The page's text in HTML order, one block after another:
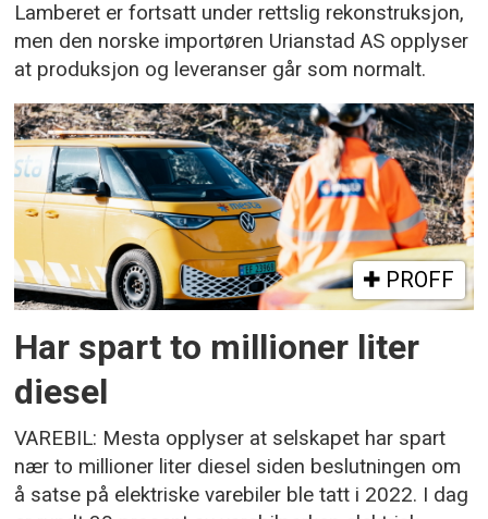
Lamberet er fortsatt under rettslig rekonstruksjon,
men den norske importøren Urianstad AS opplyser
at produksjon og leveranser går som normalt.
PROFF
Har spart to millioner liter
diesel
VAREBIL: Mesta opplyser at selskapet har spart
nær to millioner liter diesel siden beslutningen om
å satse på elektriske varebiler ble tatt i 2022. I dag